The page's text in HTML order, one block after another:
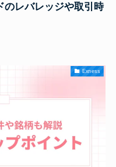
のレバレッジや取引時
Exness